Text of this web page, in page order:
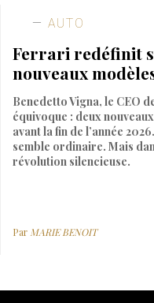
AUTO
Ferrari redéfinit
nouveaux
Benedetto Vigna, le CEO
équivoque : deux
avant la fin de l’année
semble ordinaire. Mais
révolution silencieuse.
Par MARIE BENOIT